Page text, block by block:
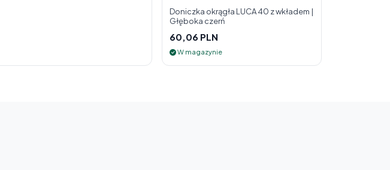
Doniczka okrągła LUCA 40 z wkładem |
Głęboka czerń
60,06 PLN
W magazynie